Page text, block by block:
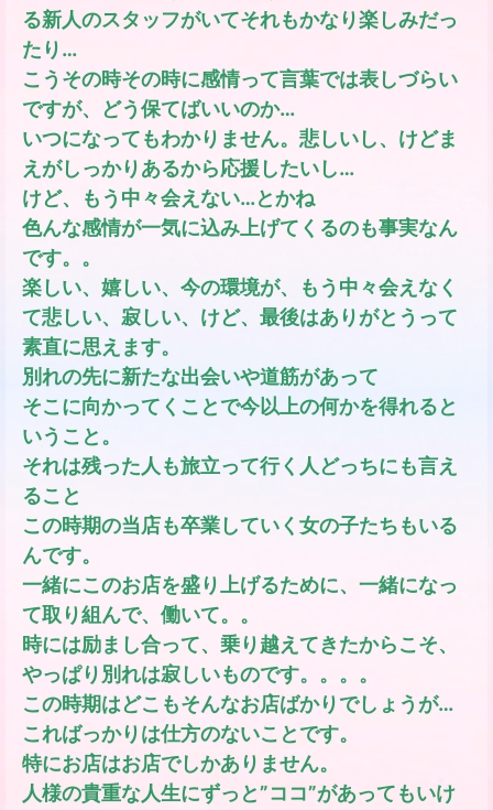
る新人のスタッフがいてそれもかなり楽しみだっ
たり…
こうその時その時に感情って言葉では表しづらい
ですが、どう保てばいいのか…
いつになってもわかりません。悲しいし、けどま
えがしっかりあるから応援したいし…
けど、もう中々会えない…とかね
色んな感情が一気に込み上げてくるのも事実なん
です。。
楽しい、嬉しい、今の環境が、もう中々会えなく
て悲しい、寂しい、けど、最後はありがとうって
素直に思えます。
別れの先に新たな出会いや道筋があって
そこに向かってくことで今以上の何かを得れると
いうこと。
それは残った人も旅立って行く人どっちにも言え
ること
この時期の当店も卒業していく女の子たちもいる
んです。
一緒にこのお店を盛り上げるために、一緒になっ
て取り組んで、働いて。。
時には励まし合って、乗り越えてきたからこそ、
やっぱり別れは寂しいものです。。。。
この時期はどこもそんなお店ばかりでしょうが…
こればっかりは仕方のないことです。
特にお店はお店でしかありません。
人様の貴重な人生にずっと”ココ”があってもいけ